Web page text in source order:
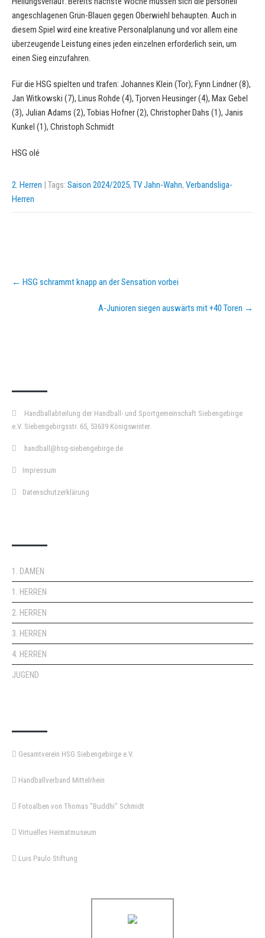
angeschlagenen Grün-Blauen gegen Oberwiehl behaupten. Auch in
diesem Spiel wird eine kreative Personalplanung und vor allem eine
überzeugende Leistung eines jeden einzelnen erforderlich sein, um
einen Sieg einzufahren.
Für die HSG spielten und trafen: Johannes Klein (Tor); Fynn Lindner (8),
Jan Witkowski (7), Linus Rohde (4), Tjorven Heusinger (4), Max Gebel
(3), Julian Adams (2), Tobias Hofner (2), Christopher Dahs (1), Janis
Kunkel (1), Christoph Schmidt
HSG olé
2. Herren | Tags: Saison 2024/2025, TV Jahn-Wahn, Verbandsliga-
Herren
Post
navigation
← HSG schrammt knapp an der Sensation vorbei
A-Junioren siegen auswärts mit +40 Toren →
Handballabteilung der Handball- und Sportgemeinschaft Siebengebirge
e.V. Siebengebirgsstr. 65, 53639 Königswinter.
handball@hsg-siebengebirge.de
Impressum
Datenschutzerklärung
1. DAMEN
1. HERREN
2. HERREN
3. HERREN
4. HERREN
JUGEND
Gesamtverein HSG Siebengebirge e.V.
Handballverband Mittelrhein
Fotoalben von Thomas "Buddhi" Schmidt
Virtuelles Heimatmuseum
Luis Paulo Stiftung